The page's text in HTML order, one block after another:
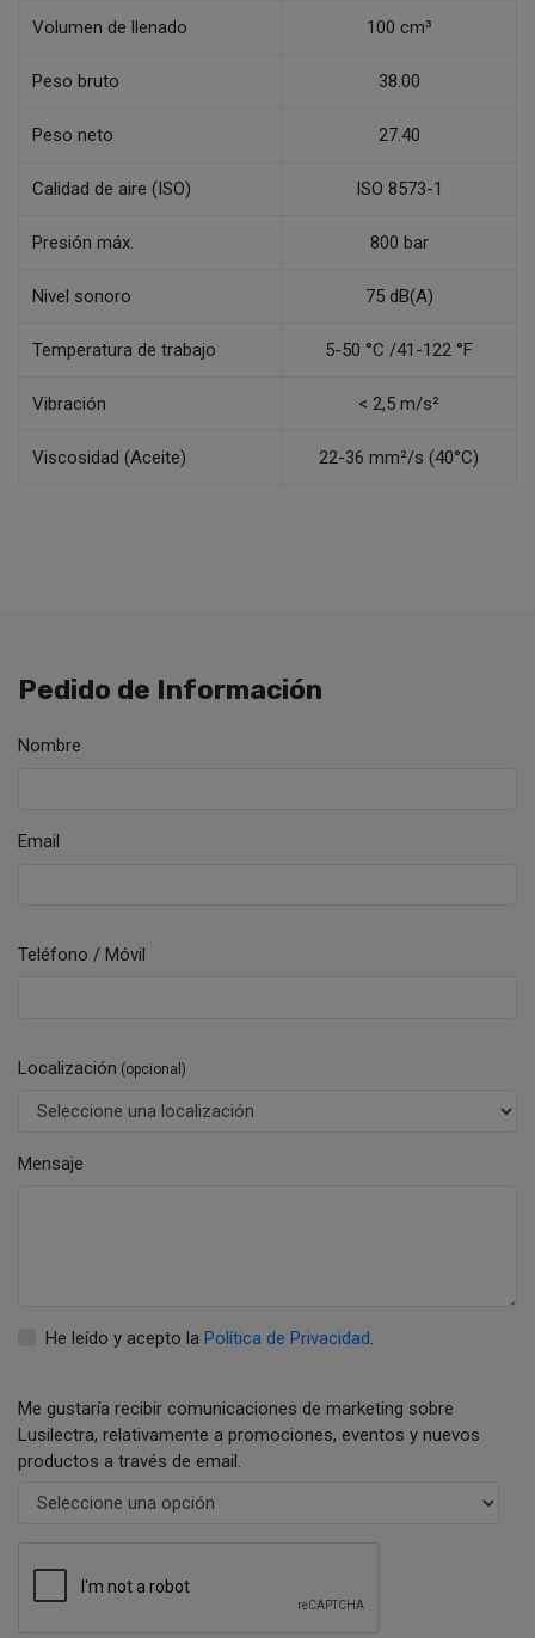
Volumen de llenado 100 cm³
Peso bruto 38.00
Peso neto 27.40
Calidad de aire (ISO) ISO 8573-1
Presión máx. 800 bar
Nivel sonoro 75 dB(A)
Temperatura de trabajo 5-50 °C /41-122 °F
Vibración < 2,5 m/s²
Viscosidad (Aceite) 22-36 mm²/s (40°C)
Pedido de Información
Nombre
Email
Teléfono / Móvil
Localización (opcional)
Mensaje
He leído y acepto la Política de Privacidad
Me gustaría recibir comunicaciones de marketing sobre
Lusilectra, relativamente a promociones, eventos y nuevos
productos a través de email.